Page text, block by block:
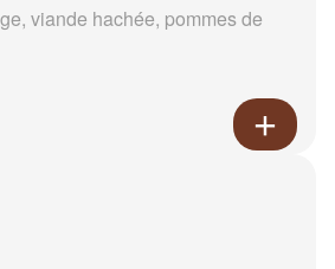
viande hachée, pommes de